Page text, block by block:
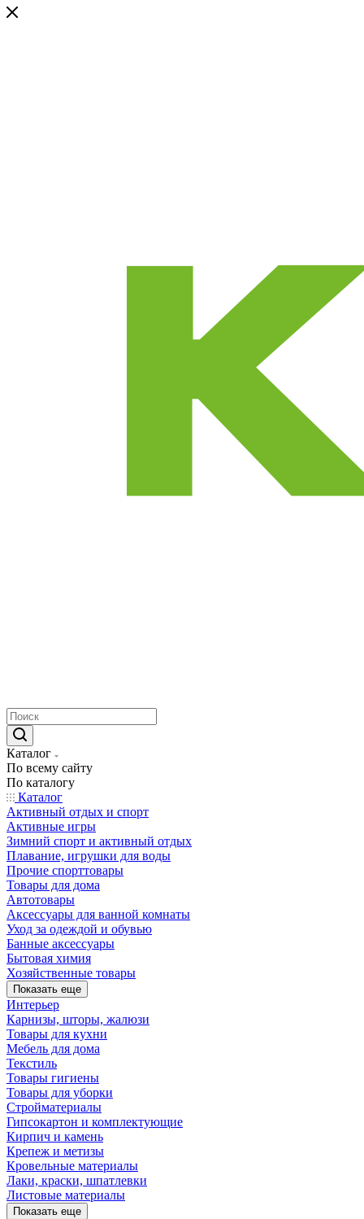
Каталог
По всему сайту
По каталогу
Каталог
Активный отдых и спорт
Активные игры
Зимний спорт и активный отдых
Плавание, игрушки для воды
Прочие спорттовары
Товары для дома
Автотовары
Аксессуары для ванной комнаты
Уход за одеждой и обувью
Банные аксессуары
Бытовая химия
Хозяйственные товары
Показать еще
Интерьер
Карнизы, шторы, жалюзи
Товары для кухни
Мебель для дома
Текстиль
Товары гигиены
Товары для уборки
Стройматериалы
Гипсокартон и комплектующие
Кирпич и камень
Крепеж и метизы
Кровельные материалы
Лаки, краски, шпатлевки
Листовые материалы
Показать еще